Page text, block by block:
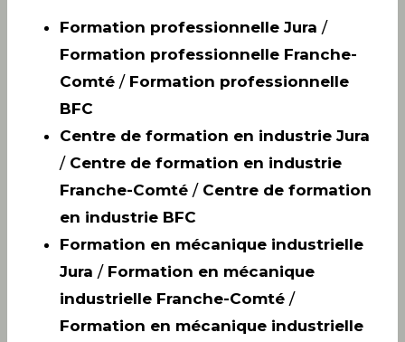
Formation professionnelle Jura /
Formation professionnelle Franche-
Comté / Formation professionnelle
BFC
Centre de formation en industrie Jura
/ Centre de formation en industrie
Franche-Comté / Centre de formation
en industrie BFC
Formation en mécanique industrielle
Jura / Formation en mécanique
industrielle Franche-Comté /
Formation en mécanique industrielle